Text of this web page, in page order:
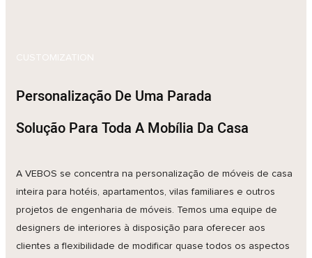
CUSTOMIZATION
Personalização De Uma Parada
Solução Para Toda A Mobília Da Casa
A VEBOS se concentra na personalização de móveis de casa
inteira para hotéis, apartamentos, vilas familiares e outros
projetos de engenharia de móveis. Temos uma equipe de
designers de interiores à disposição para oferecer aos
clientes a flexibilidade de modificar quase todos os aspectos